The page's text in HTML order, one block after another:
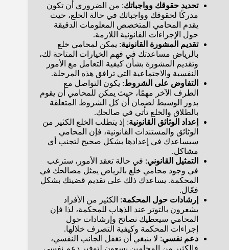
تحديد حقوقك وواجباتك: من الضروري أن تكون
مدركًا لحقوقك وواجباتك في حالة الخلع، حيث
يقدم المحامي المتخصص المعلومات الدقيقة
حول الإجراءات القانونية اللازمة.
تقديم المشورة القانونية: يمكن لمحامي خلع
بالرياض مساعدتك في فهم الخيارات المتاحة لك،
وتقديم المشورة بشأن كيفية التعامل مع الأمور
النفسية والاجتماعية التي ترافق هذه المرحلة.
التفاوض على الشروط: يكون التواصل مع
الطرف الآخر مهمًا، حيث يمكن للمحامي أن يقوم
بدور الوسيط لضمان أن كل الشروط المتعلقة
بالطلاق والخلع تأتي في صالحك.
إعداد الوثائق القانونية: إذ يتطلب الخلع الكثير من
الوثائق والمستندات القانونية، فإن المحامي
سيساعدك في إعدادها بشكل صحيح لتجنب أي
مشاكل.
التمثيل القانوني: في حالة تعقد الأمور، سترغب
في وجود محامي خلع بالرياض يمثل مصالحك في
المحكمة. يساعدك ذلك على تقديم قضيتك بشكل
فعّال.
إرشادات حول المحكمة: الكثير من الأفراد
يشعرون بالتوتر عند الذهاب للمحكمة، لذا فإن
المحامي سيعطيك نصائح وإرشادات حول
إجراءات المحكمة وكيفية التصرف خلالها.
دعم نفسي: لا ينبغي أن تغفل الجانب النفسي،
فالكثير من المحامين يسعون لتوفير دعم نفسي